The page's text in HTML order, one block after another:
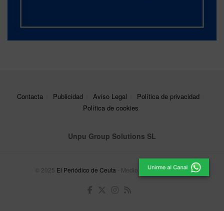
Contacta Publicidad Aviso Legal
Política de privacidad
Política de cookies
Unpu Group Solutions SL
© 2025 El Periódico de Ceuta - Medio de Comunicación